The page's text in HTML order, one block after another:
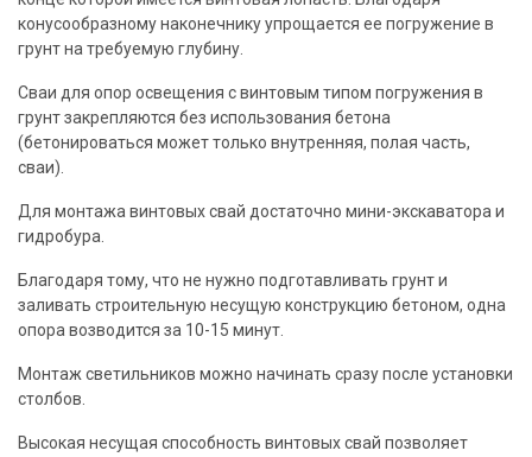
конусообразномунаконечникуупрощается ее погружение в
грунт на требуемую глубину.
Сваи для опор освещения с винтовым типом погружения в
грунт закрепляются без использования бетона
(бетонироваться может только внутренняя, полая часть,
сваи).
Для монтажа винтовыхсвай достаточно мини-экскаватора и
гидробура.
Благодаря тому, что не нужно подготавливать грунт и
заливать строительную несущую конструкцию бетоном, одна
опора возводится за 10-15 минут.
Монтаж светильников можно начинать сразу после установки
столбов.
Высокая несущая способность винтовыхсвай позволяет